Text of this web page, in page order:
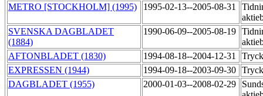
METRO [STOCKHOLM] (1995)
1995-02-13--2005-08-31
SVENSKA DAGBLADET
(1884)
1990-06-09--2005-08-19
AFTONBLADET (1830)
1994-08-18--2004-12-31
EXPRESSEN (1944)
1994-09-18--2003-09-30
DAGBLADET (1955)
2000-01-03--2008-02-29